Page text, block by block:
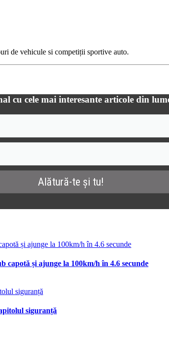
de vehicule si competiții sportive auto.
cu cele mai interesante articole din
capotă și ajunge la 100km/h în 4.6 secunde
siguranță